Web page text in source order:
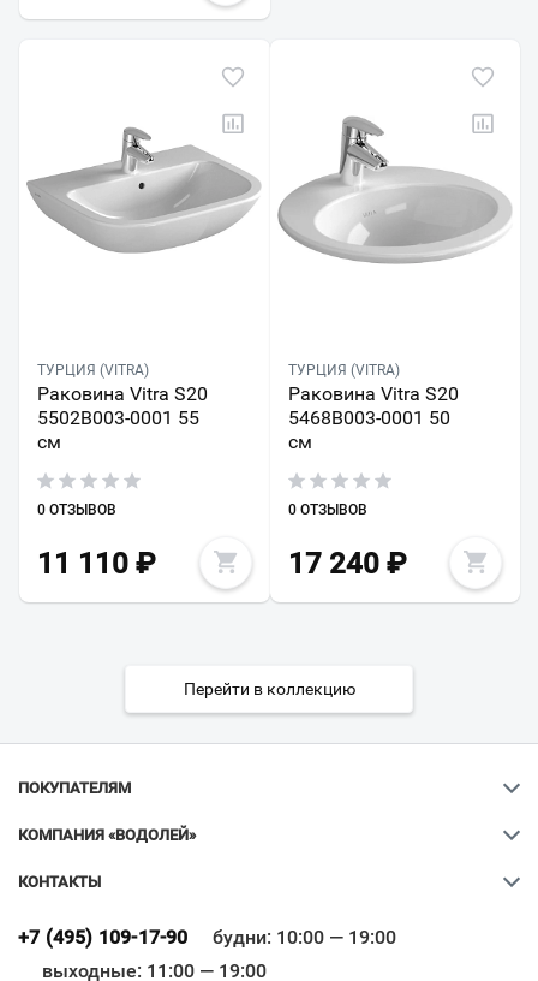
ТУРЦИЯ (VITRA)
Раковина Vitra S20
5502B003-0001 55
см
0 ОТЗЫВОВ
11 110 ₽
ТУРЦИЯ (VITRA)
Раковина Vitra S20
5468B003-0001 50
см
0 ОТЗЫВОВ
17 240₽
Перейти в коллекцию
ПОКУПАТЕЛЯМ
КОМПАНИЯ «ВОДОЛЕЙ»
КОНТАКТЫ
+7 (495) 109-17-90
будни: 10:00 — 19:00
выходные: 11:00 — 19:00
Всё верно